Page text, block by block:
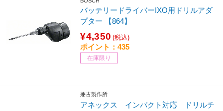
バッテリードライバーIXO用ドリルアダ
プター 【864】
¥4,350 (税込)
ポイント：435
在庫限り
兼古製作所
アネックス インパクト対応 ドリルチ